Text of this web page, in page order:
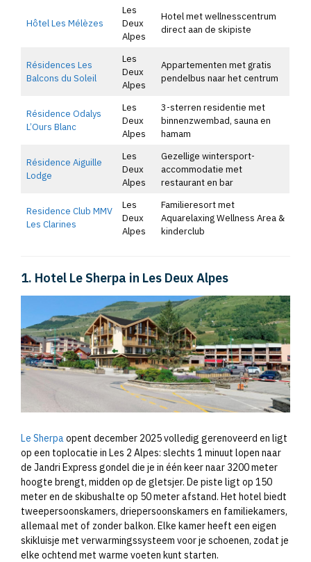
Hôtel Les Mélèzes
Les
Deux
Alpes
Hotel met wellnesscentrum
direct aan de skipiste
Résidences Les
Balcons du Soleil
Les
Deux
Alpes
Appartementen met gratis
pendelbus naar het centrum
Résidence Odalys
L’Ours Blanc
Les
Deux
Alpes
3-sterren residentie met
binnenzwembad, sauna en
hamam
Résidence Aiguille
Lodge
Les
Deux
Alpes
Gezellige wintersport-
accommodatie met
restaurant en bar
Residence Club MMV
Les Clarines
Les
Deux
Alpes
Familieresort met
Aquarelaxing Wellness Area &
kinderclub
1. Hotel Le Sherpa in Les Deux Alpes
Le Sherpaopent december 2025 volledig gerenoveerd en ligt
op een toplocatie in Les 2 Alpes: slechts 1 minuut lopen naar
de Jandri Express gondel die je in één keer naar 3200 meter
hoogte brengt, midden op de gletsjer. De piste ligt op 150
meter en de skibushalte op 50 meter afstand. Het hotel biedt
tweepersoonskamers, driepersoonskamers en familiekamers,
allemaal met of zonder balkon. Elke kamer heeft een eigen
skikluisje met verwarmingssysteem voor je schoenen, zodat je
elke ochtend met warme voeten kunt starten.